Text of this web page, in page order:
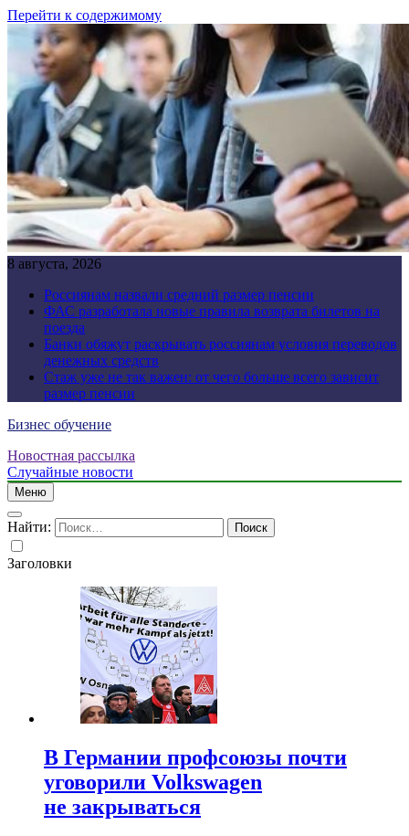
Перейти к содержимому
8 августа, 2026
Россиянам назвали средний размер пенсии
ФАС разработала новые правила возврата билетов на
поезда
Банки обяжут раскрывать россиянам условия переводов
денежных средств
Стаж уже не так важен: от чего больше всего зависит
размер пенсии
Бизнес обучение
Новостная рассылка
Случайные новости
Меню
Найти:
Заголовки
В Германии профсоюзы почти
уговорили Volkswagen
не закрываться